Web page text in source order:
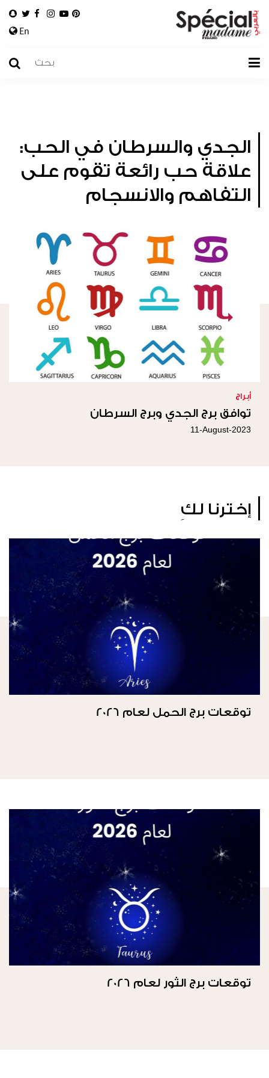
En
الجدي والسرطان في الحب:
علاقة حب رائعة تقوم على
التفاهم والانسجام
أبراج
توافق برج الجدي وبرج السرطان
11-August-2023
إخترنا لكِ
توقعات برج الحمل لعام 2026
توقعات برج الثور لعام 2026